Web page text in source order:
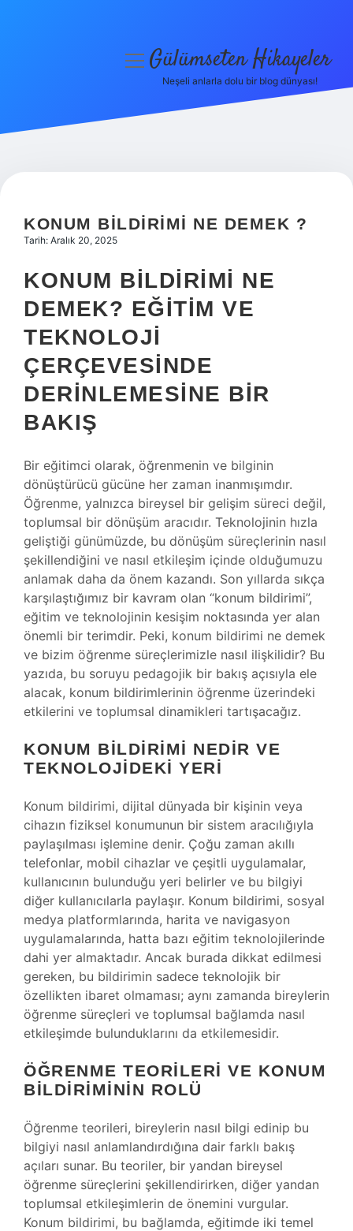
Hakkımızda
menüyüGülümseten Hikayeler
Neşeli anlarla dolu bir blog dünyası!
KONUM BILDIRIMI NE DEMEK ?
Tarih: Aralık 20, 2025
KONUM BILDIRIMI NE
DEMEK? EĞITIM VE
TEKNOLOJI
ÇERÇEVESINDE
DERINLEMESINE BIR
BAKIŞ
Bir eğitimci olarak, öğrenmenin ve bilginin
dönüştürücü gücüne her zaman inanmışımdır.
Öğrenme, yalnızca bireysel bir gelişim süreci değil,
toplumsal bir dönüşüm aracıdır. Teknolojinin hızla
geliştiği günümüzde, bu dönüşüm süreçlerinin nasıl
şekillendiğini ve nasıl etkileşim içinde olduğumuzu
anlamak daha da önem kazandı. Son yıllarda sıkça
karşılaştığımız bir kavram olan “konum bildirimi”,
eğitim ve teknolojinin kesişim noktasında yer alan
önemli bir terimdir. Peki, konum bildirimi ne demek
ve bizim öğrenme süreçlerimizle nasıl ilişkilidir? Bu
yazıda, bu soruyu pedagojik bir bakış açısıyla ele
alacak, konum bildirimlerinin öğrenme üzerindeki
etkilerini ve toplumsal dinamikleri tartışacağız.
KONUM BILDIRIMI NEDIR VE
TEKNOLOJIDEKI YERI
Konum bildirimi, dijital dünyada bir kişinin veya
cihazın fiziksel konumunun bir sistem aracılığıyla
paylaşılması işlemine denir. Çoğu zaman akıllı
telefonlar, mobil cihazlar ve çeşitli uygulamalar,
kullanıcının bulunduğu yeri belirler ve bu bilgiyi
diğer kullanıcılarla paylaşır. Konum bildirimi, sosyal
medya platformlarında, harita ve navigasyon
uygulamalarında, hatta bazı eğitim teknolojilerinde
dahi yer almaktadır. Ancak burada dikkat edilmesi
gereken, bu bildirimin sadece teknolojik bir
özellikten ibaret olmaması; aynı zamanda bireylerin
öğrenme süreçleri ve toplumsal bağlamda nasıl
etkileşimde bulunduklarını da etkilemesidir.
ÖĞRENME TEORILERI VE KONUM
BILDIRIMININ ROLÜ
Öğrenme teorileri, bireylerin nasıl bilgi edinip bu
bilgiyi nasıl anlamlandırdığına dair farklı bakış
açıları sunar. Bu teoriler, bir yandan bireysel
öğrenme süreçlerini şekillendirirken, diğer yandan
toplumsal etkileşimlerin de önemini vurgular.
Konum bildirimi, bu bağlamda, eğitimde iki temel